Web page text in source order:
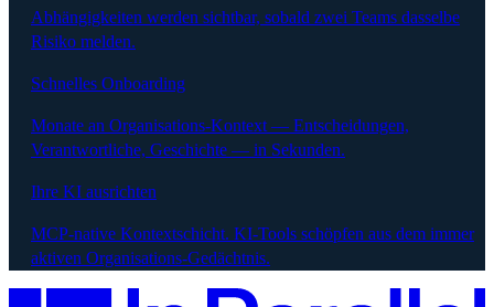
Abhängigkeiten werden sichtbar, sobald zwei Teams dasselbe
Risiko melden.
Schnelles Onboarding
Monate an Organisations-Kontext — Entscheidungen,
Verantwortliche, Geschichte — in Sekunden.
Ihre KI ausrichten
MCP-native Kontextschicht. KI-Tools schöpfen aus dem immer
aktiven Organisations-Gedächtnis.